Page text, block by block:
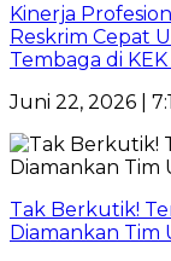
Kinerja
Reskrim Cepat
Tembaga di
Juni 22, 2026 |
Tak Berkutik!
Diamankan Tim